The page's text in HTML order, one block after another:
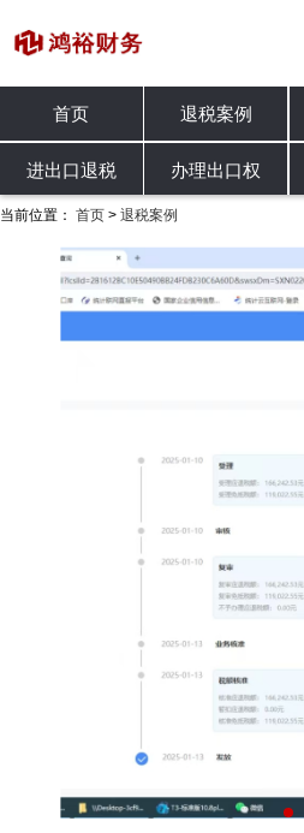
首页
进出口退税
退税案例
办理出口权
进出口退税 退税案例
当前位置： 首页 > 退税案例